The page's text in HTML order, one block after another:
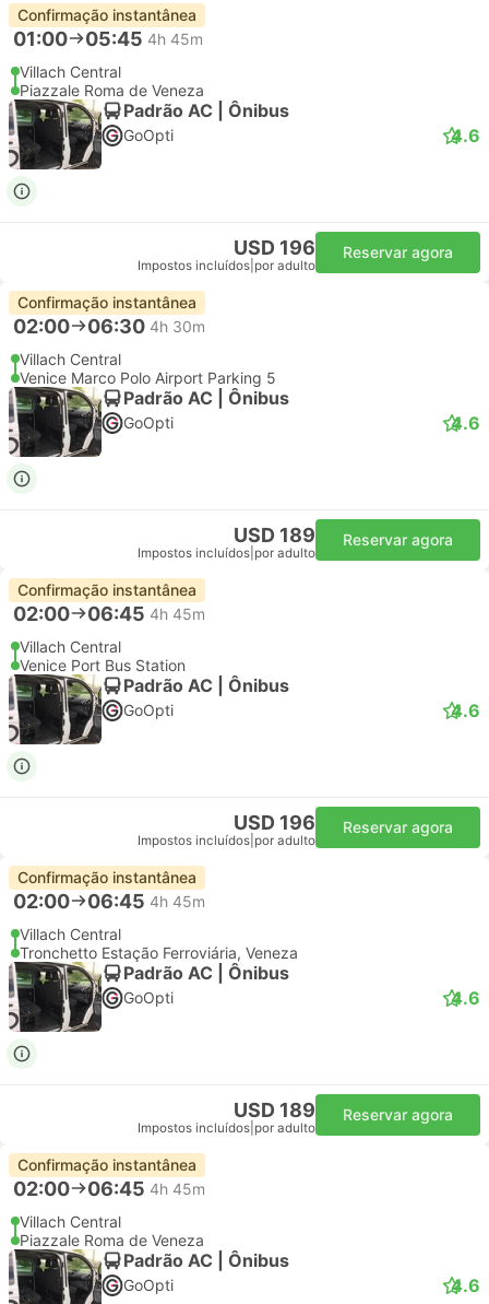
Confirmação instantânea
01:00 05:45 4h 45m
Villach Central
Piazzale Roma de Veneza
Padrão AC | Ônibus
GoOpti 4.6
USD 196
Impostos incluídos por adulto
Reservar agora
Confirmação instantânea
02:00 06:30 4h 30m
Villach Central
Venice Marco Polo Airport Parking 5
Padrão AC | Ônibus
GoOpti 4.6
USD 189
Impostos incluídos por adulto
Reservar agora
Confirmação instantânea
02:00 06:45 4h 45m
Villach Central
Venice Port Bus Station
Padrão AC | Ônibus
GoOpti 4.6
USD 196
Impostos incluídos por adulto
Reservar agora
Confirmação instantânea
02:00 06:45 4h 45m
Villach Central
Tronchetto Estação Ferroviária, Veneza
Padrão AC | Ônibus
GoOpti 4.6
USD 189
Impostos incluídos por adulto
Reservar agora
Confirmação instantânea
02:00 06:45 4h 45m
Villach Central
Piazzale Roma de Veneza
Padrão AC | Ônibus
GoOpti 4.6